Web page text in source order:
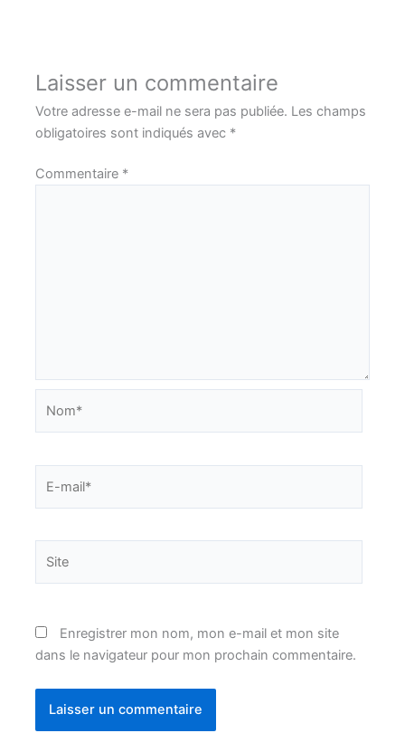
Laisser un commentaire
Votre adresse e-mail ne sera pas publiée. Les champs
obligatoires sont indiqués avec *
Commentaire *
mail*
Enregistrer mon nom, mon e-mail et mon site
dans le navigateur pour mon prochain commentaire.